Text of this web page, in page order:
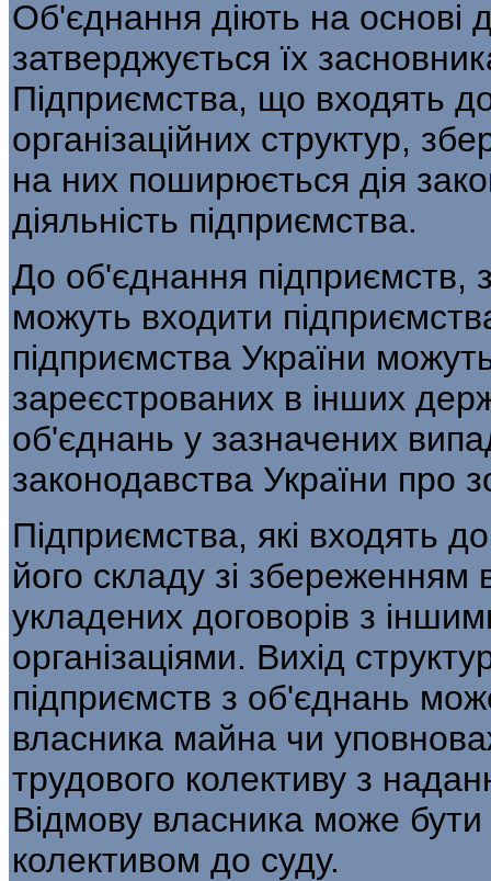
Об'єднання діють на основі
затверджуєть­ся їх
Підприємства, що входять
організаційних структур,
на них поширюється дія
діяльність під­приємства.
До об'єднання підприємств,
можуть вхо­дити
підприємства України
зареєстрованих в інших
об'єднань у зазначених
законодавства України про
Підприємства, які входять
його скла­ду зі збереженням
укладених договорів з
організаціями. Вихід
підприємств з об'єднань
власника майна чи
трудового колективу з
Відмову власника може
колективом до суду.